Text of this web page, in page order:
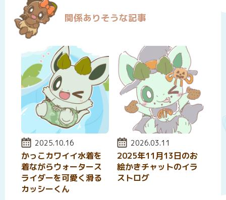
関係ありそうな記事
投稿日:
2025.10.16
かっこカワイイ水着を
着ながらウォータース
ライダーを可愛く滑る
カッシーくん
投稿日:
2026.03.11
2025年11月13日のお
絵かきチャットのイラ
ストログ